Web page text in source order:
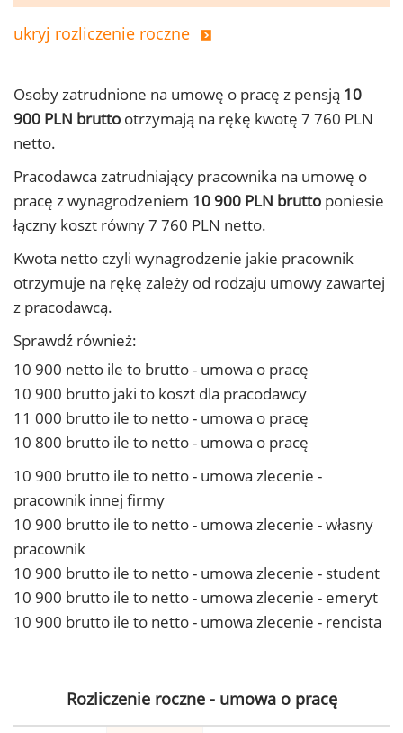
ukryj rozliczenie roczne
Osoby zatrudnione na umowę o pracę z pensją 10
900 PLN brutto otrzymają na rękę kwotę 7 760 PLN
netto.
Pracodawca zatrudniający pracownika na umowę o
pracę z wynagrodzeniem 10 900 PLN brutto poniesie
łączny koszt równy 7 760 PLN netto.
Kwota netto czyli wynagrodzenie jakie pracownik
otrzymuje na rękę zależy od rodzaju umowy zawartej
z pracodawcą.
Sprawdź również:
10 900 netto ile to brutto - umowa o pracę
10 900 brutto jaki to koszt dla pracodawcy
11 000 brutto ile to netto - umowa o pracę
10 800 brutto ile to netto - umowa o pracę
10 900 brutto ile to netto - umowa zlecenie -
pracownik innej firmy
10 900 brutto ile to netto - umowa zlecenie - własny
pracownik
10 900 brutto ile to netto - umowa zlecenie - student
10 900 brutto ile to netto - umowa zlecenie - emeryt
10 900 brutto ile to netto - umowa zlecenie - rencista
Rozliczenie roczne - umowa o pracę